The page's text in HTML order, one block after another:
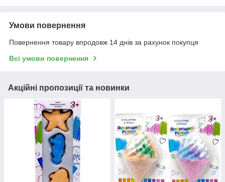
Умови повернення
Повернення товару впродовж 14 днів за рахунок покупця
Всі умови повернення
Акційні пропозиції та новинки